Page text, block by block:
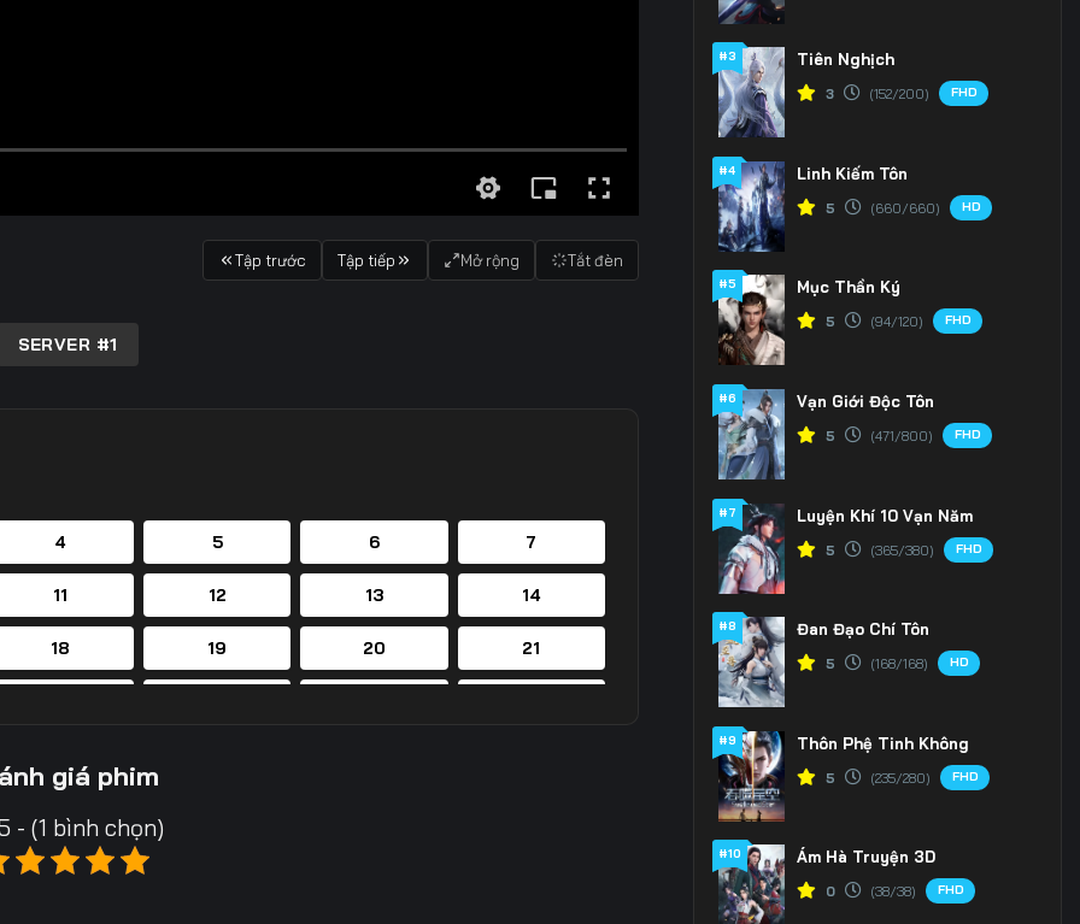
Tập trước Tập tiếp Mở rộng Tắt đèn
SERVER #1
4 5 6 7
11 12 13 14
18 19 20 21
46
giá phim
- (1 bình chọn)
#3 Tiên Nghịch
3 (152/200) FHD
#4 Linh Kiếm Tôn
5 (660/660) HD
#5 Mục Thần Ký
5 (94/120) FHD
#6 Vạn Giới Độc Tôn
5 (471/800) FHD
#7 Luyện Khí 10 Vạn Năm
5 (365/380) FHD
#8 Đan Đạo Chí Tôn
5 (168/168) HD
#9 Thôn Phệ Tinh Không
5 (235/280) FHD
#10 Ám Hà Truyện 3D
0 (38/38) FHD